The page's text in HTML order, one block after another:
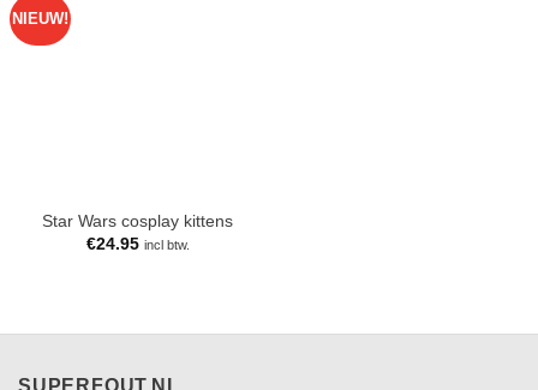
NIEUW!
Star Wars cosplay kittens
€24.95 incl btw.